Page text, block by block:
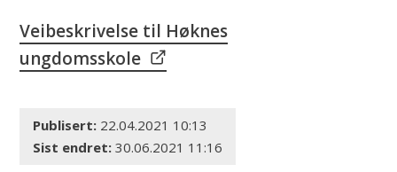
Veibeskrivelse til Høknes
ungdomsskole
Publisert 22.04.2021 10:13
Sist endret 30.06.2021 11:16